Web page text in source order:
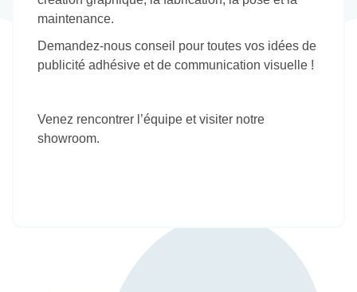
maintenance.
Demandez-nous conseil pour toutes vos idées de
publicité adhésive et de communication visuelle !
Venez rencontrer l’équipe et visiter notre
showroom.